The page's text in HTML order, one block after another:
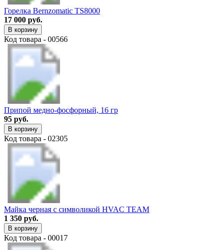
Горелка Bernzomatic TS8000
17 000 руб.
В корзину
Код товара - 00566
Припой медно-фосфорный, 16 гр
95 руб.
В корзину
Код товара - 02305
Майка черная с символикой HVAC TEAM
1 350 руб.
В корзину
Код товара - 00017